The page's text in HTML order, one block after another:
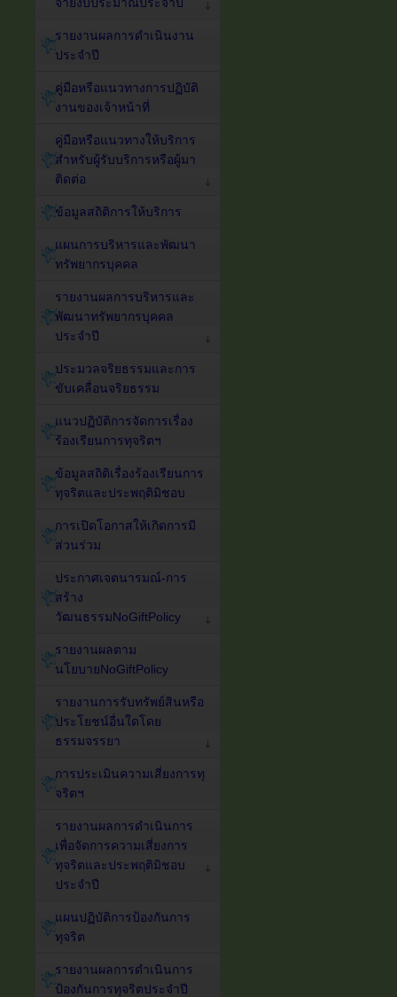
รายงานผลการดำเนินงาน
ประจำปี
คู่มือหรือแนวทางการปฏิบัติ
งานของเจ้าหน้าที่
คู่มือหรือแนวทางให้บริการ
สำหรับผู้รับบริการหรือผู้มา
ติดต่อ
ข้อมูลสถิติการให้บริการ
แผนการบริหารและพัฒนา
ทรัพยากรบุคคล
รายงานผลการบริหารและ
พัฒนาทรัพยากรบุคคล
ประจำปี
ประมวลจริยธรรมและการ
ขับเคลื่อนจริยธรรม
แนวปฏิบัติการจัดการเรื่อง
ร้องเรียนการทุจริตฯ
ข้อมูลสถิติเรื่องร้องเรียนการ
ทุจริตและประพฤติมิชอบ
การเปิดโอกาสให้เกิดการมี
ส่วนร่วม
ประกาศเจตนารมณ์-การ
สร้าง
วัฒนธรรมNoGiftPolicy
รายงานผลตาม
นโยบายNoGiftPolicy
รายงานการรับทรัพย์สินหรือ
ประโยชน์อื่นใดโดย
ธรรมจรรยา
การประเมินความเสี่ยงการทุ
จริตฯ
รายงานผลการดำเนินการ
เพื่อจัดการความเสี่ยงการ
ทุจริตและประพฤติมิชอบ
ประจำปี
แผนปฏิบัติการป้องกันการ
ทุจริต
รายงานผลการดำเนินการ
ป้องกันการทุจริตประจำปี